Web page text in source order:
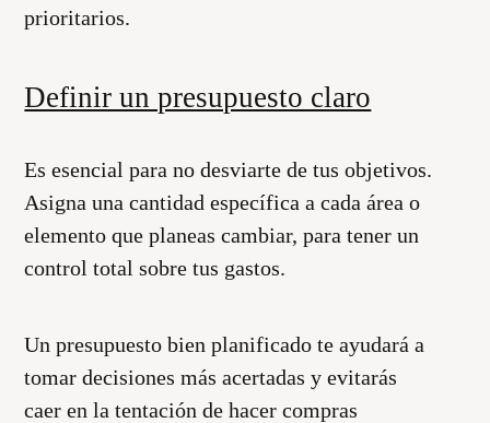
prioritarios.
Definir un presupuesto claro
Es esencial para no desviarte de tus objetivos.
Asigna una cantidad específica a cada área o
elemento que planeas cambiar, para tener un
control total sobre tus gastos.
Un presupuesto bien planificado te ayudará a
tomar decisiones más acertadas y evitarás
caer en la tentación de hacer compras